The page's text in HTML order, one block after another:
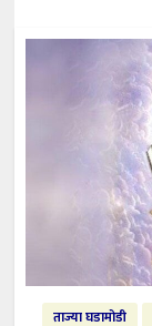
ताज्या घडामोडी